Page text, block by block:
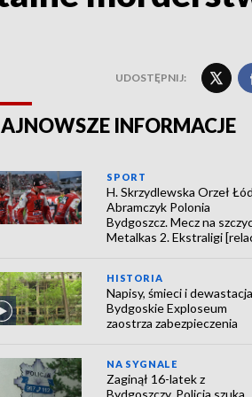
UDOSTĘPNIJ:
INFORMACJE
SPORT
H. Skrzydlewska Orzeł
Abramczyk Polonia
Bydgoszcz. Mecz na
Metalkas 2. Ekstraligi
HISTORIA
Napisy, śmieci i
Bydgoskie Exploseum
zaostrza zabezpieczenia
NA SYGNALE
Zaginął 16-latek z
Bydgoszczy. Policja szuka